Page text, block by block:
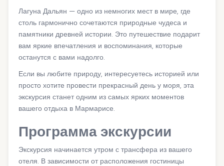
Лагуна Дальян — одно из немногих мест в мире, где
столь гармонично сочетаются природные чудеса и
памятники древней истории. Это путешествие подарит
вам яркие впечатления и воспоминания, которые
останутся с вами надолго.
Если вы любите природу, интересуетесь историей или
просто хотите провести прекрасный день у моря, эта
экскурсия станет одним из самых ярких моментов
вашего отдыха в Мармарисе.
Программа экскурсии
Экскурсия начинается утром с трансфера из вашего
отеля. В зависимости от расположения гостиницы